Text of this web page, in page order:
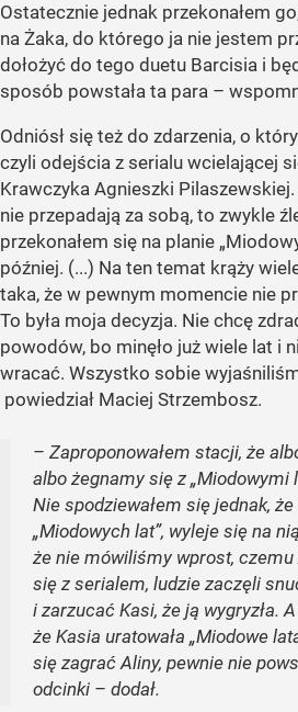
Ostatecznie jednak przekonałem
na Żaka, do którego ja nie jestem
dołożyć do tego duetu Barcisia i
sposób powstała ta para –
Odniósł się też do zdarzenia, o
czyli odejścia z serialu wcielającej
Krawczyka Agnieszki
nie przepadają za sobą, to zwykle
przekonałem się na planie
później. (...) Na ten temat krąży
taka, że w pewnym momencie nie
To była moja decyzja. Nie chcę
powodów, bo minęło już wiele lat i
wracać. Wszystko sobie
powiedział Maciej Strzembosz.
– Zaproponowałem stacji, że
albo żegnamy się z „Miodowymi
Nie spodziewałem się jednak,
„Miodowych lat”, wyleje się na
że nie mówiliśmy wprost, czemu
się z serialem, ludzie zaczęli
i zarzucać Kasi, że ją wygryzła.
że Kasia uratowała „Miodowe
się zagrać Aliny, pewnie nie
odcinki – dodał.